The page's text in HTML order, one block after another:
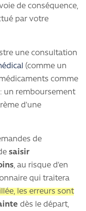
de conséquence,
par votre
une consultation
(comme un
comme
un remboursement
d’une
de
saisir
, au risque d’en
qui traitera
les erreurs sont
dès le départ,